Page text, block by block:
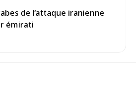
de l’attaque iranienne
émirati